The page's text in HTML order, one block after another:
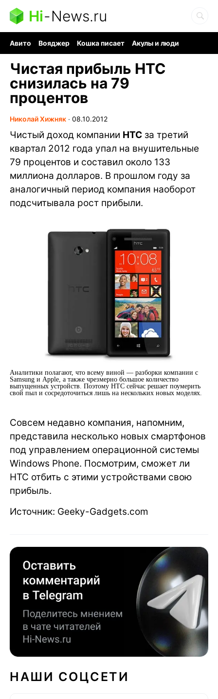
Hi-News.ru
Авито Вояджер Кошка писает
Акулы и люди
Чистая прибыль HTC
снизилась на 79
процентов
Николай Хижняк ∙ 08.10.2012
Чистый доход компании HTC за третий
квартал 2012 года упал на внушительные
79 процентов и составил около 133
миллиона долларов. В прошлом году за
аналогичный период компания наоборот
подсчитывала рост прибыли.
Аналитики полагают, что всему виной — разборки компании с
Samsung и Apple, а также чрезмерно большое количество
выпущенных устройств. Поэтому HTC сейчас решает поумерить
свой пыл и сосредоточиться лишь на нескольких новых моделях.
Совсем недавно компания, напомним,
представила несколько новых смартфонов
под управлением операционной системы
Windows Phone. Посмотрим, сможет ли
HTC отбить с этими устройствами свою
прибыль.
Источник: Geeky-Gadgets.com
НАШИ СОЦСЕТИ